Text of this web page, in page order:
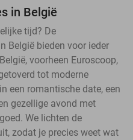
in België
tijd? De
België bieden voor ieder
voorheen Euroscoop,
tot moderne
een romantische date, een
gezellige avond met
We lichten de
zodat je precies weet wat